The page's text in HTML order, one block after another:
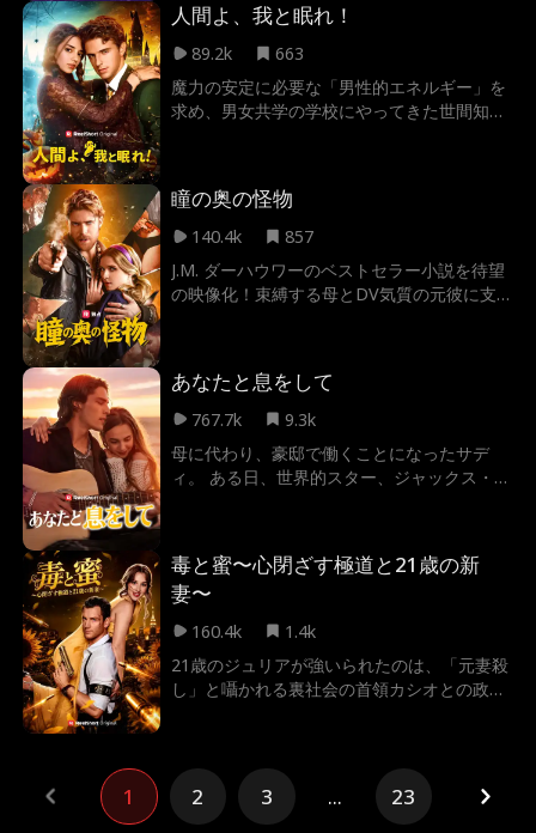
みたいにドキドキする。これって、また恋に
落ちてる？バカだよね、私。
人間よ、我と眠れ！
89.2k
663
魔力の安定に必要な「男性的エネルギー」を
求め、男女共学の学校にやってきた世間知ら
「一緒に寝てほしい」と取引を持ちかける
が、彼女はその言葉が持つ“本当の意味”を全
の契約は、果たしてどんな運命を招くのか？
瞳の奥の怪物
140.4k
857
J.M. ダーハウワーのベストセラー小説を待望
の映像化！束縛する母とDV気質の元彼に支
フィアのボス、ナズ・ヴィターレだった。誰
もが「近づくな」と警告する男。しかし、そ
好奇心と欲望のままに、「私をあなたのもの
にして」と大胆なキスで彼を挑発するカリッ
った彼女に、果たして生き残る道はあるの
か？
あなたと息をして
767.7k
9.3k
母に代わり、豪邸で働くことになったサデ
ィ。 ある日、世界的スター、ジャックス・ス
ていたのに。 彼の眩い世界に溺れていくサデ
ィ。嫉妬、炎上、巧妙な罠……次々と襲いか
かる試練。 それでも、彼を好きになってしま
った。 身分も、世界も、何もかも違う二人。
スポットライトの眩しさに、この想いは耐え
られるのか？
毒と蜜〜心閉ざす極道と21歳の新
妻〜
160.4k
1.4k
21歳のジュリアが強いられたのは、「元妻殺
し」と囁かれる裏社会の首領カシオとの政略
か、次なる悲劇か――。
1 2 3 ... 23